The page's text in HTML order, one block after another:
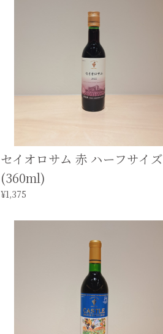
セイオロサム 赤 ハーフサイズ
(360ml)
¥1,375